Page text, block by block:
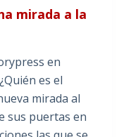
mirada a la
en
es el
mirada al
sus puertas en